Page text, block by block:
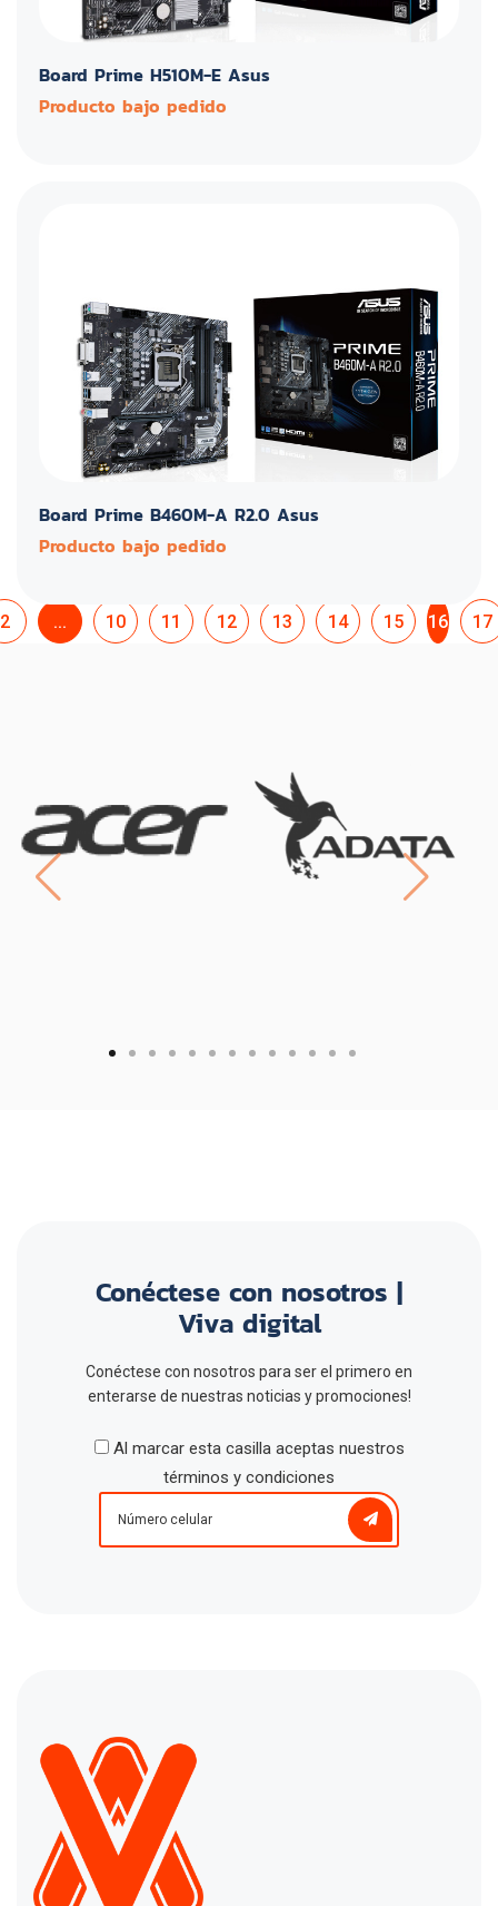
Board Prime H510M-E Asus
Producto bajo pedido
Board Prime B460M-A R2.0 Asus
Producto bajo pedido
2 ... 10 11 12 13 14 15 16 17
Conéctese con nosotros |
Viva digital
Conéctese con nosotros para ser el primero en
enterarse de nuestras noticias y promociones!
Al marcar esta casilla aceptas nuestros
términos y condiciones